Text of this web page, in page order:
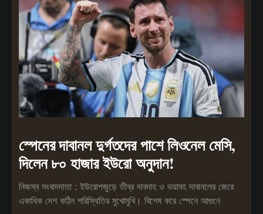
স্পেনের দাবানল দুর্গতদের পাশে লিওনেল মেসি,
দিলেন ৮০ হাজার ইউরো অনুদান!
নিজস্ব সংবাদদাতা : ইউরোপজুড়ে তীব্র দাবদাহ ও ভয়াবহ দাবানলের জেরে
একাধিক দেশ কঠিন পরিস্থিতির মুখোমুখি। বিশেষ করে স্পেনে আগুনে